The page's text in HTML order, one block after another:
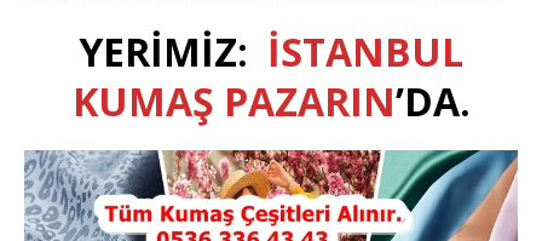
YERİMİZ: İSTANBUL
KUMAŞ PAZARIN’DA.